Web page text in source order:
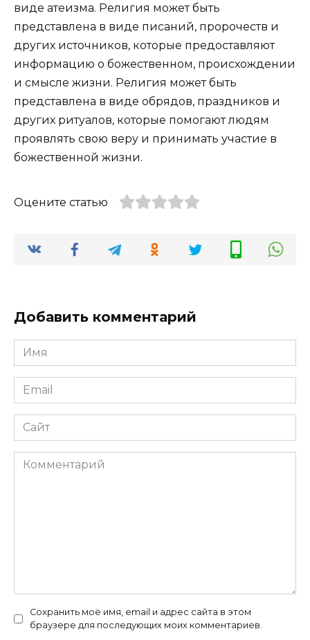
виде атеизма. Религия может быть
представлена в виде писаний, пророчеств и
других источников, которые предоставляют
информацию о божественном, происхождении
и смысле жизни. Религия может быть
представлена в виде обрядов, праздников и
других ритуалов, которые помогают людям
проявлять свою веру и принимать участие в
божественной жизни.
Оцените статью
Добавить комментарий
Имя
*
Email
*
Сайт
Комментарий
Сохранить моё имя, email и адрес сайта в этом
браузере для последующих моих комментариев.